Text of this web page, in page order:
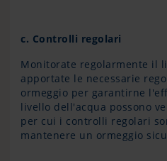
c. Controlli regolari
Monitorate regolarmente il
apportate le necessarie
ormeggio per garantirne
livello dell'acqua possono
per cui i controlli regolari
mantenere un ormeggio